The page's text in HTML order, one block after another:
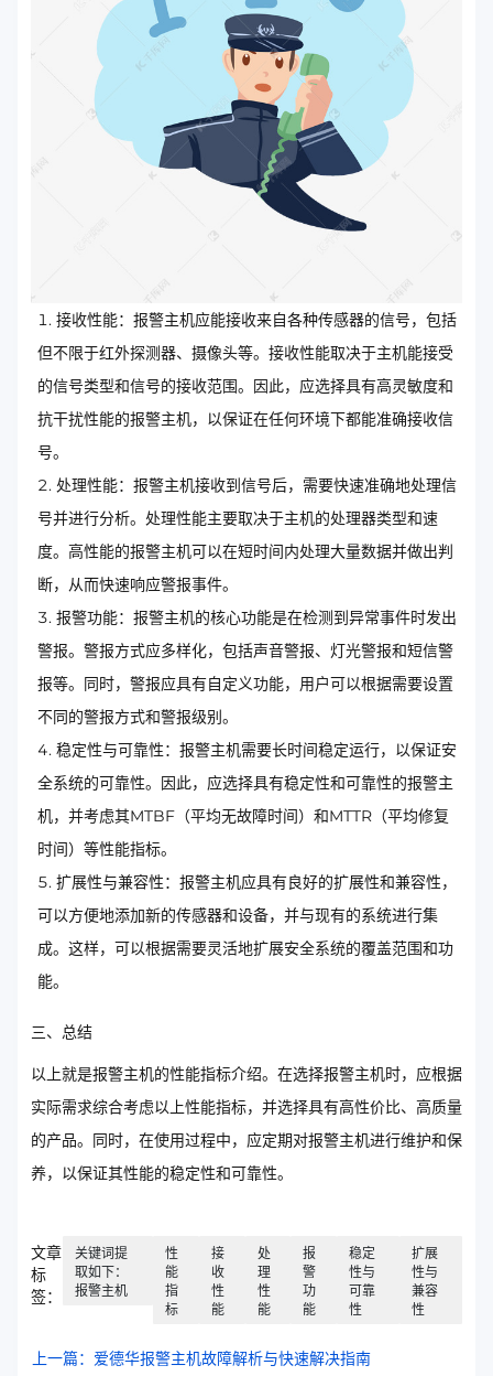
接收性能：报警主机应能接收来自各种传感器的信号，包括
但不限于红外探测器、摄像头等。接收性能取决于主机能接受
的信号类型和信号的接收范围。因此，应选择具有高灵敏度和
抗干扰性能的报警主机，以保证在任何环境下都能准确接收信
号。
处理性能：报警主机接收到信号后，需要快速准确地处理信
号并进行分析。处理性能主要取决于主机的处理器类型和速
度。高性能的报警主机可以在短时间内处理大量数据并做出判
断，从而快速响应警报事件。
报警功能：报警主机的核心功能是在检测到异常事件时发出
警报。警报方式应多样化，包括声音警报、灯光警报和短信警
报等。同时，警报应具有自定义功能，用户可以根据需要设置
不同的警报方式和警报级别。
稳定性与可靠性：报警主机需要长时间稳定运行，以保证安
全系统的可靠性。因此，应选择具有稳定性和可靠性的报警主
机，并考虑其MTBF（平均无故障时间）和MTTR（平均修复
时间）等性能指标。
扩展性与兼容性：报警主机应具有良好的扩展性和兼容性，
可以方便地添加新的传感器和设备，并与现有的系统进行集
成。这样，可以根据需要灵活地扩展安全系统的覆盖范围和功
能。
三、总结
以上就是报警主机的性能指标介绍。在选择报警主机时，应根据
实际需求综合考虑以上性能指标，并选择具有高性价比、高质量
的产品。同时，在使用过程中，应定期对报警主机进行维护和保
养，以保证其性能的稳定性和可靠性。
文章
标
签：
关键词提
取如下：
报警主机
性
能
指
标
接
收
性
能
处
理
性
能
报
警
功
能
稳定
性与
可靠
性
扩展
性与
兼容
性
上一篇：爱德华报警主机故障解析与快速解决指南